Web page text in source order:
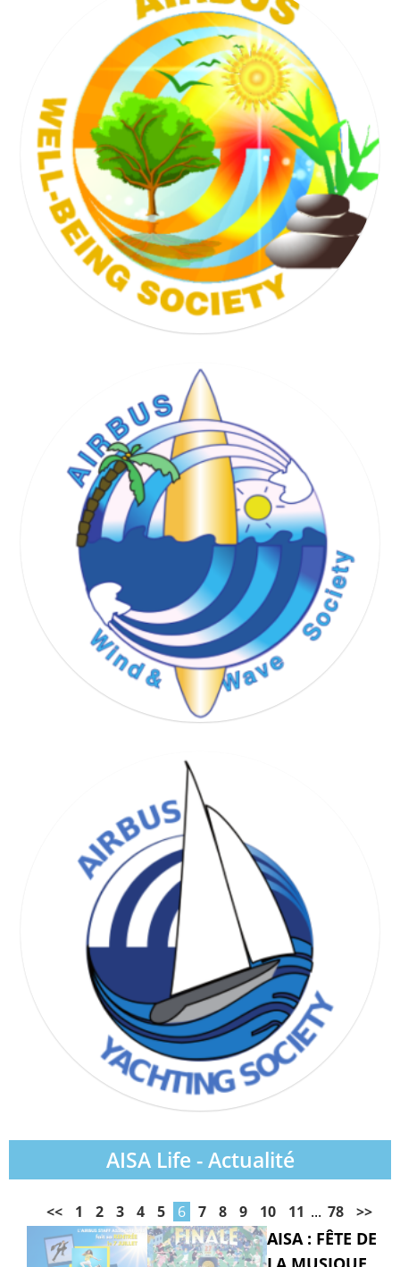
TENNIS SOCIETY
WIND & WAVE SOCIETY
AISA Life - Actualité
<< 1 2 3 4 5 6 7 8 9 10 11 ... 78 >>
AISA : FÊTE DE